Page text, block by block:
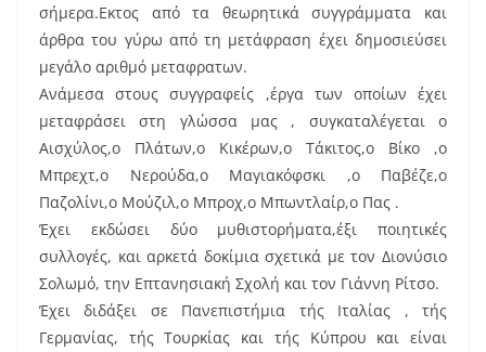
σήμερα.Εκτος από τα θεωρητικά συγγράμματα και
άρθρα του γύρω από τη μετάφραση έχει δημοσιεύσει
μεγάλο αριθμό μεταφρατων.
Ανάμεσα στους συγγραφείς ,έργα των οποίων έχει
μεταφράσει στη γλώσσα μας , συγκαταλέγεται ο
Αισχύλος,ο Πλάτων,ο Κικέρων,ο Τάκιτος,ο Βίκο ,ο
Μπρεχτ,ο Νερούδα,ο Μαγιακόφσκι ,ο Παβέζε,ο
Παζολίνι,ο Μούζιλ,ο Μπροχ,ο Μπωντλαίρ,ο Πας .
Έχει εκδώσει δύο μυθιστορήματα,έξι ποιητικές
συλλογές, και αρκετά δοκίμια σχετικά με τον Διονύσιο
Σολωμό, την Επτανησιακή Σχολή και τον Γιάννη Ρίτσο.
Έχει διδάξει σε Πανεπιστήμια τής Ιταλίας , τής
Γερμανίας, τής Τουρκίας και τής Κύπρου και είναι